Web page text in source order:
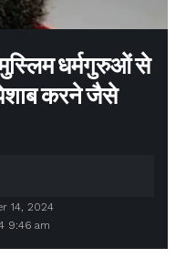
मुस्लिम धर्मगुरुओं से
करने जैसे
9:46 am
14, 2024